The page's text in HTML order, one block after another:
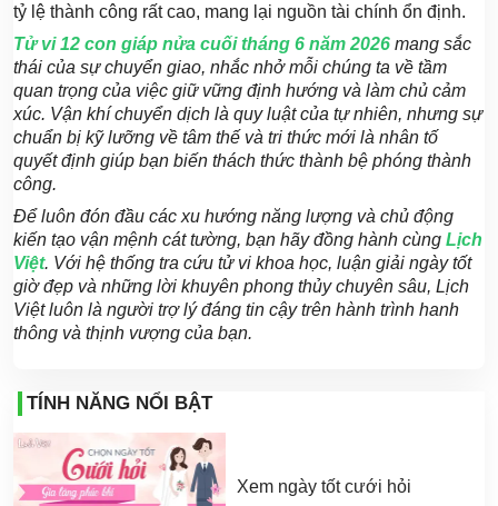
tỷ lệ thành công rất cao, mang lại nguồn tài chính ổn định.
Tử vi 12 con giáp nửa cuối tháng 6 năm 2026 mang sắc
thái của sự chuyển giao, nhắc nhở mỗi chúng ta về tầm
quan trọng của việc giữ vững định hướng và làm chủ cảm
xúc. Vận khí chuyển dịch là quy luật của tự nhiên, nhưng sự
chuẩn bị kỹ lưỡng về tâm thế và tri thức mới là nhân tố
quyết định giúp bạn biến thách thức thành bệ phóng thành
công.
Để luôn đón đầu các xu hướng năng lượng và chủ động
kiến tạo vận mệnh cát tường, bạn hãy đồng hành cùng Lịch
Việt. Với hệ thống tra cứu tử vi khoa học, luận giải ngày tốt
giờ đẹp và những lời khuyên phong thủy chuyên sâu, Lịch
Việt luôn là người trợ lý đáng tin cậy trên hành trình hanh
thông và thịnh vượng của bạn.
TÍNH NĂNG NỔI BẬT
Xem ngày tốt cưới hỏi